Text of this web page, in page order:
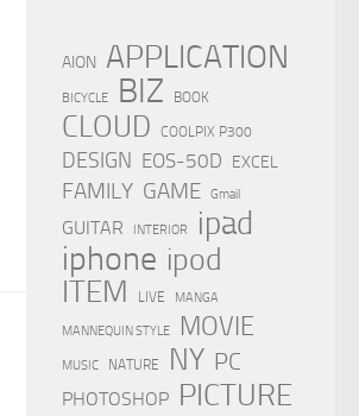
AION APPLICATION
BICYCLE BIZ BOOK
CLOUD COOLPIX P300
DESIGN EOS-50D EXCEL
FAMILY GAME Gmail
GUITAR INTERIOR ipad
iphone ipod
ITEM
LIVE MANGA
MANNEQUIN STYLE MOVIE
MUSIC NATURE NY PC
PHOTOSHOP PICTURE